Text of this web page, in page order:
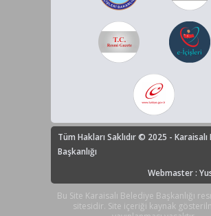
Tüm Hakları Saklıdır © 2025 - Karaisalı
Başkanlığı
Webmaster :
Bu Site Karaisalı Belediye Başkanlığı
sitesidir. Site içeriği kaynak